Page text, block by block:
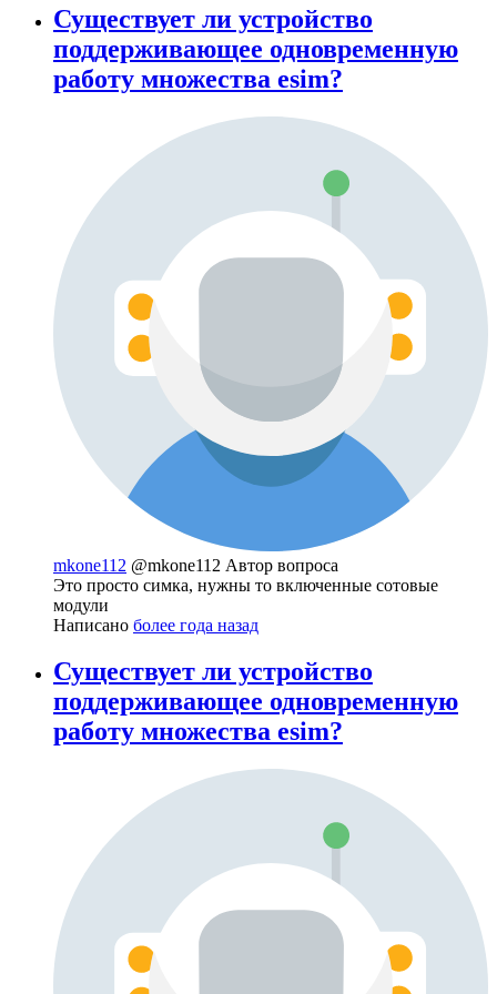
Существует ли устройство
поддерживающее одновременную
работу множества esim?
mkone112 @mkone112 Автор вопроса
Это просто симка, нужны то включенные сотовые
модули
Написано более года назад
Существует ли устройство
поддерживающее одновременную
работу множества esim?